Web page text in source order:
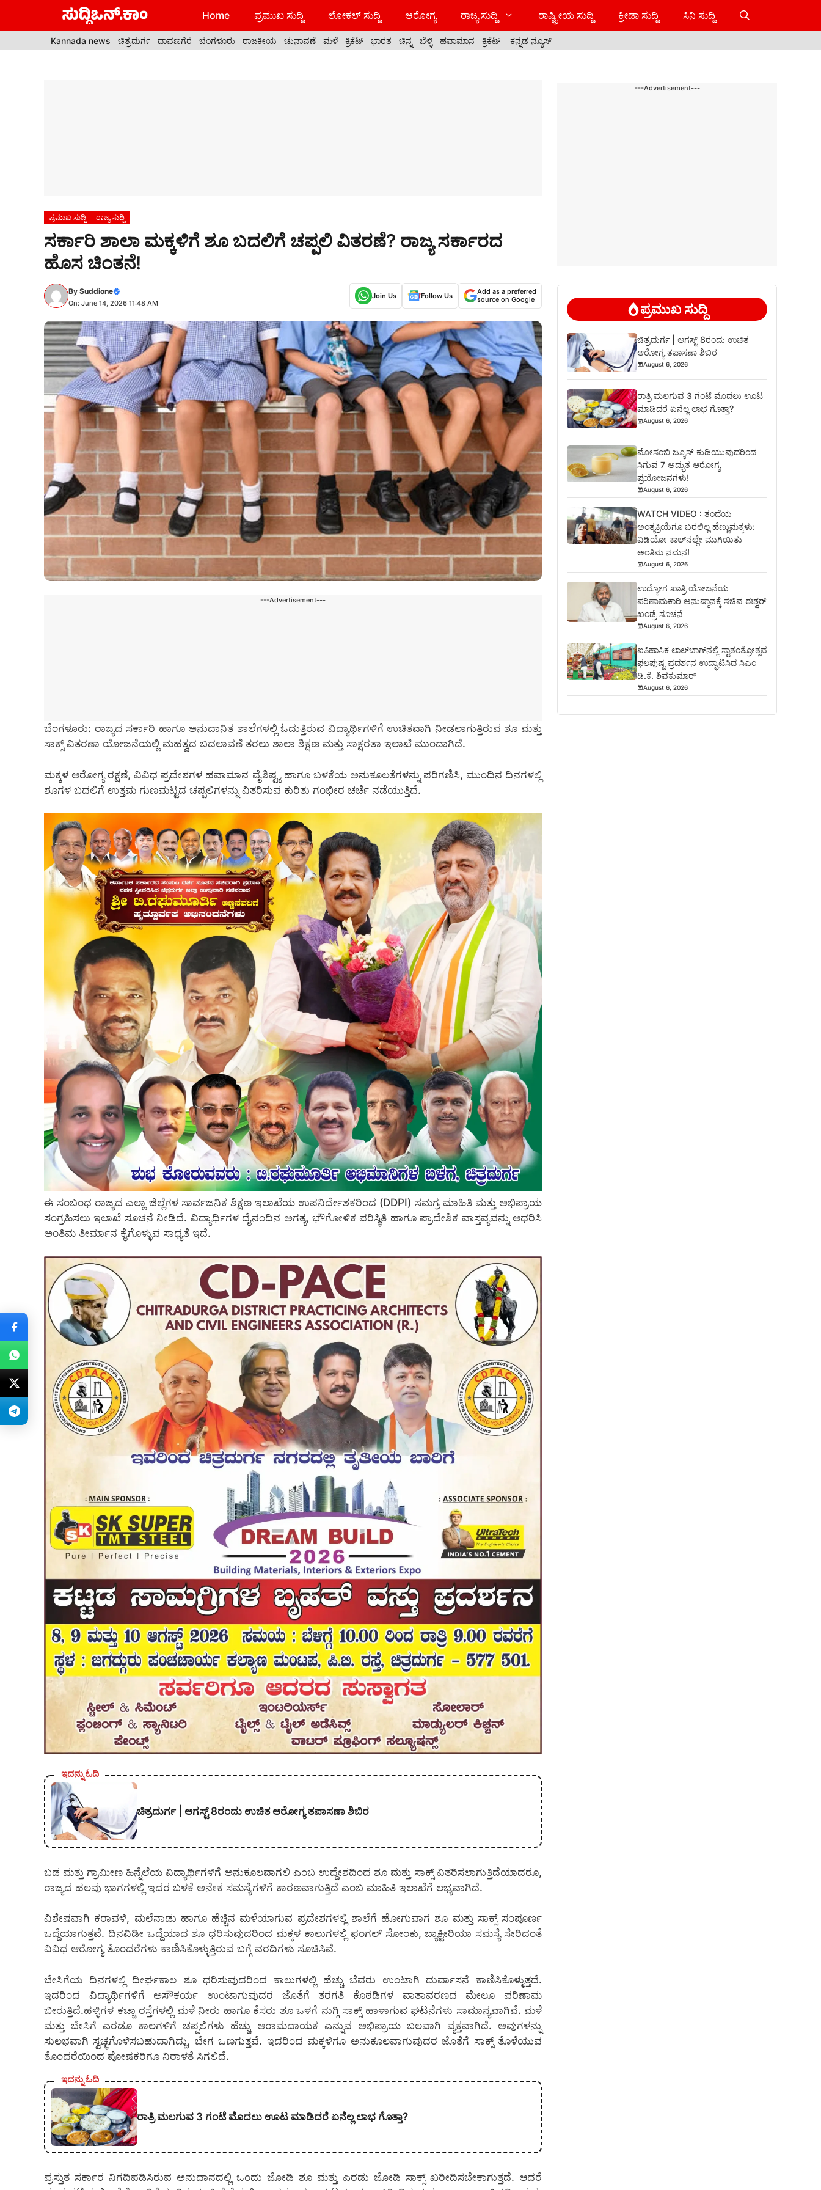
Home ಪ್ರಮುಖ ಸುದ್ದಿ ಲೋಕಲ್ ಸುದ್ದಿ ಆರೋಗ್ಯ ರಾಜ್ಯ ಸುದ್ದಿ ರಾಷ್ಟ್ರೀಯ ಸುದ್ದಿ ಕ್ರೀಡಾ ಸುದ್ದಿ ಸಿನಿ ಸುದ್ದಿ
Kannada news ಚಿತ್ರದುರ್ಗ ದಾವಣಗೆರೆ ಬೆಂಗಳೂರು ರಾಜಕೀಯ ಚುನಾವಣೆ ಮಳೆ ಕ್ರಿಕೆಟ್ ಭಾರತ ಚಿನ್ನ ಬೆಳ್ಳಿ ಹವಾಮಾನ ಕ್ರಿಕೆಟ್ ಕನ್ನಡ ನ್ಯೂಸ್
ಪ್ರಮುಖ ಸುದ್ದಿ ರಾಜ್ಯ ಸುದ್ದಿ
ಸರ್ಕಾರಿ ಶಾಲಾ ಮಕ್ಕಳಿಗೆ ಶೂ ಬದಲಿಗೆ ಚಪ್ಪಲಿ ವಿತರಣೆ? ರಾಜ್ಯ ಸರ್ಕಾರದ
ಹೊಸ ಚಿಂತನೆ!
By Suddione
On: June 14, 2026 11:48 AM
Join Us Follow Us
Add as a preferred
source on Google
---Advertisement---
ಬೆಂಗಳೂರು: ರಾಜ್ಯದ ಸರ್ಕಾರಿ ಹಾಗೂ ಅನುದಾನಿತ ಶಾಲೆಗಳಲ್ಲಿ ಓದುತ್ತಿರುವ ವಿದ್ಯಾರ್ಥಿಗಳಿಗೆ ಉಚಿತವಾಗಿ ನೀಡಲಾಗುತ್ತಿರುವ ಶೂ ಮತ್ತು
ಸಾಕ್ಸ್ ವಿತರಣಾ ಯೋಜನೆಯಲ್ಲಿ ಮಹತ್ವದ ಬದಲಾವಣೆ ತರಲು ಶಾಲಾ ಶಿಕ್ಷಣ ಮತ್ತು ಸಾಕ್ಷರತಾ ಇಲಾಖೆ ಮುಂದಾಗಿದೆ.
ಮಕ್ಕಳ ಆರೋಗ್ಯ ರಕ್ಷಣೆ, ವಿವಿಧ ಪ್ರದೇಶಗಳ ಹವಾಮಾನ ವೈಶಿಷ್ಟ್ಯ ಹಾಗೂ ಬಳಕೆಯ ಅನುಕೂಲತೆಗಳನ್ನು ಪರಿಗಣಿಸಿ, ಮುಂದಿನ ದಿನಗಳಲ್ಲಿ
ಶೂಗಳ ಬದಲಿಗೆ ಉತ್ತಮ ಗುಣಮಟ್ಟದ ಚಪ್ಪಲಿಗಳನ್ನು ವಿತರಿಸುವ ಕುರಿತು ಗಂಭೀರ ಚರ್ಚೆ ನಡೆಯುತ್ತಿದೆ.
ಈ ಸಂಬಂಧ ರಾಜ್ಯದ ಎಲ್ಲಾ ಜಿಲ್ಲೆಗಳ ಸಾರ್ವಜನಿಕ ಶಿಕ್ಷಣ ಇಲಾಖೆಯ ಉಪನಿರ್ದೇಶಕರಿಂದ (DDPI) ಸಮಗ್ರ ಮಾಹಿತಿ ಮತ್ತು ಅಭಿಪ್ರಾಯ
ಸಂಗ್ರಹಿಸಲು ಇಲಾಖೆ ಸೂಚನೆ ನೀಡಿದೆ. ವಿದ್ಯಾರ್ಥಿಗಳ ದೈನಂದಿನ ಅಗತ್ಯ, ಭೌಗೋಳಿಕ ಪರಿಸ್ಥಿತಿ ಹಾಗೂ ಪ್ರಾದೇಶಿಕ ವಾಸ್ತವ್ಯವನ್ನು ಆಧರಿಸಿ
ಅಂತಿಮ ತೀರ್ಮಾನ ಕೈಗೊಳ್ಳುವ ಸಾಧ್ಯತೆ ಇದೆ.
ಇದನ್ನು ಓದಿ
ಚಿತ್ರದುರ್ಗ | ಆಗಸ್ಟ್ 8ರಂದು ಉಚಿತ ಆರೋಗ್ಯ ತಪಾಸಣಾ ಶಿಬಿರ
ಬಡ ಮತ್ತು ಗ್ರಾಮೀಣ ಹಿನ್ನೆಲೆಯ ವಿದ್ಯಾರ್ಥಿಗಳಿಗೆ ಅನುಕೂಲವಾಗಲಿ ಎಂಬ ಉದ್ದೇಶದಿಂದ ಶೂ ಮತ್ತು ಸಾಕ್ಸ್ ವಿತರಿಸಲಾಗುತ್ತಿದೆಯಾದರೂ,
ರಾಜ್ಯದ ಹಲವು ಭಾಗಗಳಲ್ಲಿ ಇದರ ಬಳಕೆ ಅನೇಕ ಸಮಸ್ಯೆಗಳಿಗೆ ಕಾರಣವಾಗುತ್ತಿದೆ ಎಂಬ ಮಾಹಿತಿ ಇಲಾಖೆಗೆ ಲಭ್ಯವಾಗಿದೆ.
ವಿಶೇಷವಾಗಿ ಕರಾವಳಿ, ಮಲೆನಾಡು ಹಾಗೂ ಹೆಚ್ಚಿನ ಮಳೆಯಾಗುವ ಪ್ರದೇಶಗಳಲ್ಲಿ ಶಾಲೆಗೆ ಹೋಗುವಾಗ ಶೂ ಮತ್ತು ಸಾಕ್ಸ್ ಸಂಪೂರ್ಣ
ಒದ್ದೆಯಾಗುತ್ತವೆ. ದಿನವಿಡೀ ಒದ್ದೆಯಾದ ಶೂ ಧರಿಸುವುದರಿಂದ ಮಕ್ಕಳ ಕಾಲುಗಳಲ್ಲಿ ಫಂಗಲ್ ಸೋಂಕು, ಬ್ಯಾಕ್ಟೀರಿಯಾ ಸಮಸ್ಯೆ ಸೇರಿದಂತೆ
ವಿವಿಧ ಆರೋಗ್ಯ ತೊಂದರೆಗಳು ಕಾಣಿಸಿಕೊಳ್ಳುತ್ತಿರುವ ಬಗ್ಗೆ ವರದಿಗಳು ಸೂಚಿಸಿವೆ.
ಬೇಸಿಗೆಯ ದಿನಗಳಲ್ಲಿ ದೀರ್ಘಕಾಲ ಶೂ ಧರಿಸುವುದರಿಂದ ಕಾಲುಗಳಲ್ಲಿ ಹೆಚ್ಚು ಬೆವರು ಉಂಟಾಗಿ ದುರ್ವಾಸನೆ ಕಾಣಿಸಿಕೊಳ್ಳುತ್ತದೆ.
ಇದರಿಂದ ವಿದ್ಯಾರ್ಥಿಗಳಿಗೆ ಅಸೌಕರ್ಯ ಉಂಟಾಗುವುದರ ಜೊತೆಗೆ ತರಗತಿ ಕೊಠಡಿಗಳ ವಾತಾವರಣದ ಮೇಲೂ ಪರಿಣಾಮ
ಬೀರುತ್ತಿದೆ.ಹಳ್ಳಿಗಳ ಕಚ್ಚಾ ರಸ್ತೆಗಳಲ್ಲಿ ಮಳೆ ನೀರು ಹಾಗೂ ಕೆಸರು ಶೂ ಒಳಗೆ ನುಗ್ಗಿ ಸಾಕ್ಸ್ ಹಾಳಾಗುವ ಘಟನೆಗಳು ಸಾಮಾನ್ಯವಾಗಿವೆ. ಮಳೆ
ಮತ್ತು ಬೇಸಿಗೆ ಎರಡೂ ಕಾಲಗಳಿಗೆ ಚಪ್ಪಲಿಗಳು ಹೆಚ್ಚು ಆರಾಮದಾಯಕ ಎನ್ನುವ ಅಭಿಪ್ರಾಯ ಬಲವಾಗಿ ವ್ಯಕ್ತವಾಗಿದೆ. ಅವುಗಳನ್ನು
ಸುಲಭವಾಗಿ ಸ್ವಚ್ಛಗೊಳಿಸಬಹುದಾಗಿದ್ದು, ಬೇಗ ಒಣಗುತ್ತವೆ. ಇದರಿಂದ ಮಕ್ಕಳಿಗೂ ಅನುಕೂಲವಾಗುವುದರ ಜೊತೆಗೆ ಸಾಕ್ಸ್ ತೊಳೆಯುವ
ತೊಂದರೆಯಿಂದ ಪೋಷಕರಿಗೂ ನಿರಾಳತೆ ಸಿಗಲಿದೆ.
ಇದನ್ನು ಓದಿ
ರಾತ್ರಿ ಮಲಗುವ 3 ಗಂಟೆ ಮೊದಲು ಊಟ ಮಾಡಿದರೆ ಏನೆಲ್ಲ ಲಾಭ ಗೊತ್ತಾ?
ಪ್ರಸ್ತುತ ಸರ್ಕಾರ ನಿಗದಿಪಡಿಸಿರುವ ಅನುದಾನದಲ್ಲಿ ಒಂದು ಜೋಡಿ ಶೂ ಮತ್ತು ಎರಡು ಜೋಡಿ ಸಾಕ್ಸ್ ಖರೀದಿಸಬೇಕಾಗುತ್ತದೆ. ಆದರೆ
---Advertisement---
ಪ್ರಮುಖ ಸುದ್ದಿ
ಚಿತ್ರದುರ್ಗ | ಆಗಸ್ಟ್ 8ರಂದು ಉಚಿತ
ಆರೋಗ್ಯ ತಪಾಸಣಾ ಶಿಬಿರ
August 6, 2026
ರಾತ್ರಿ ಮಲಗುವ 3 ಗಂಟೆ ಮೊದಲು ಊಟ
ಮಾಡಿದರೆ ಏನೆಲ್ಲ ಲಾಭ ಗೊತ್ತಾ?
August 6, 2026
ಮೋಸಂಬಿ ಜ್ಯೂಸ್ ಕುಡಿಯುವುದರಿಂದ
ಸಿಗುವ 7 ಅದ್ಭುತ ಆರೋಗ್ಯ
ಪ್ರಯೋಜನಗಳು!
August 6, 2026
WATCH VIDEO : ತಂದೆಯ
ಅಂತ್ಯಕ್ರಿಯೆಗೂ ಬರಲಿಲ್ಲ ಹೆಣ್ಣುಮಕ್ಕಳು:
ವಿಡಿಯೋ ಕಾಲ್‌ನಲ್ಲೇ ಮುಗಿಯಿತು
ಅಂತಿಮ ನಮನ!
August 6, 2026
ಉದ್ಯೋಗ ಖಾತ್ರಿ ಯೋಜನೆಯ
ಪರಿಣಾಮಕಾರಿ ಅನುಷ್ಠಾನಕ್ಕೆ ಸಚಿವ ಈಶ್ವರ್
ಖಂಡ್ರೆ ಸೂಚನೆ
August 6, 2026
ಐತಿಹಾಸಿಕ ಲಾಲ್‌ಬಾಗ್‌ನಲ್ಲಿ ಸ್ವಾತಂತ್ರೋತ್ಸವ
ಫಲಪುಷ್ಪ ಪ್ರದರ್ಶನ ಉದ್ಘಾಟಿಸಿದ ಸಿಎಂ
ಡಿ.ಕೆ. ಶಿವಕುಮಾರ್
August 6, 2026